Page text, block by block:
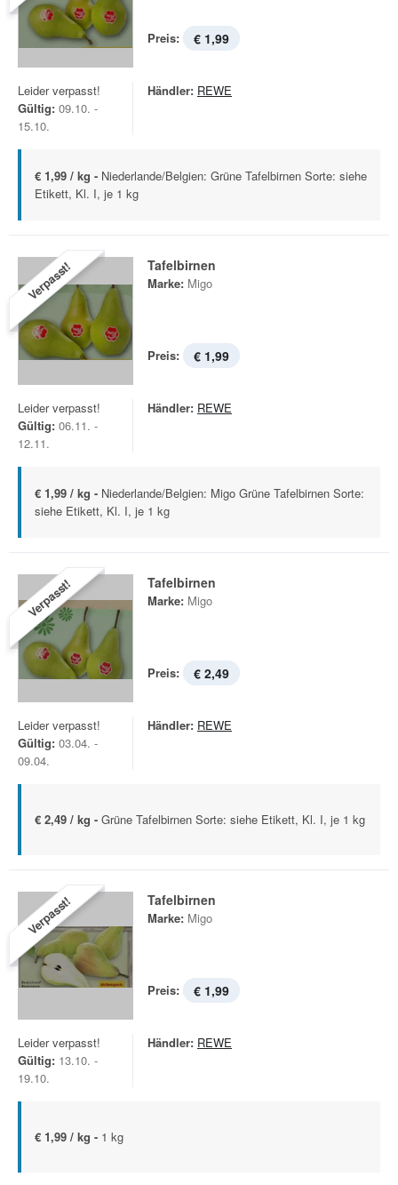
Preis: € 1,99
Leider verpasst!
Gültig: 09.10. -
15.10.
Händler: REWE
€ 1,99 / kg - Niederlande/Belgien: Grüne Tafelbirnen Sorte: siehe
Etikett, Kl. I, je 1 kg
Verpasst! Tafelbirnen
Marke: Migo
Preis: € 1,99
Leider verpasst!
Gültig: 06.11. -
12.11.
Händler: REWE
€ 1,99 / kg - Niederlande/Belgien: Migo Grüne Tafelbirnen Sorte:
siehe Etikett, Kl. I, je 1 kg
Verpasst! Tafelbirnen
Marke: Migo
Preis: € 2,49
Leider verpasst!
Gültig: 03.04. -
09.04.
Händler: REWE
€ 2,49 / kg - Grüne Tafelbirnen Sorte: siehe Etikett, Kl. I, je 1 kg
Verpasst! Tafelbirnen
Marke: Migo
Preis: € 1,99
Leider verpasst!
Gültig: 13.10. -
19.10.
Händler: REWE
€ 1,99 / kg - 1 kg